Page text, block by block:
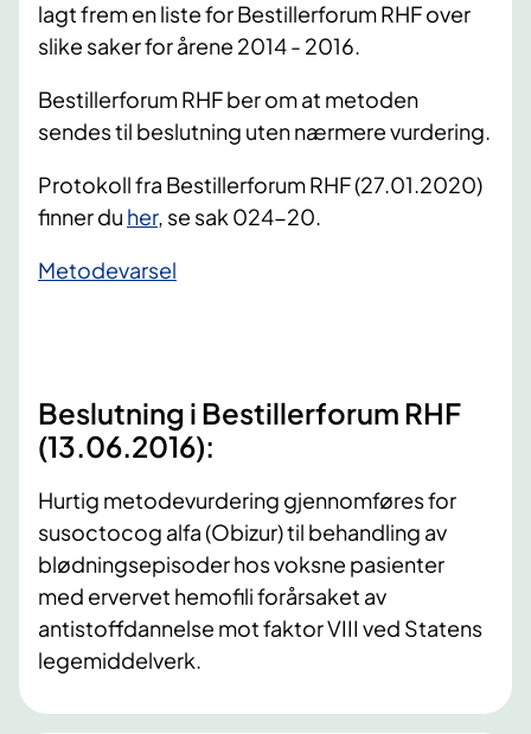
lagt frem en liste for Bestillerforum RHF over
slike saker for årene 2014 - 2016.
Bestillerforum RHF ber om at metoden
sendes til beslutning uten nærmere vurdering.
Protokoll fra Bestillerforum RHF (27.01.2020)
finner du her, se sak 024-20.
​Metodevarsel
Beslutning i Bestillerforum RHF
(13.06.2016):
Hurtig metodevurdering gjennomføres for
susoctocog alfa (Obizur) til behandling av
blødningsepisoder hos voksne pasienter
med ervervet hemofili forårsaket av
antistoffdannelse mot faktor VIII ved Statens
legemiddelverk.